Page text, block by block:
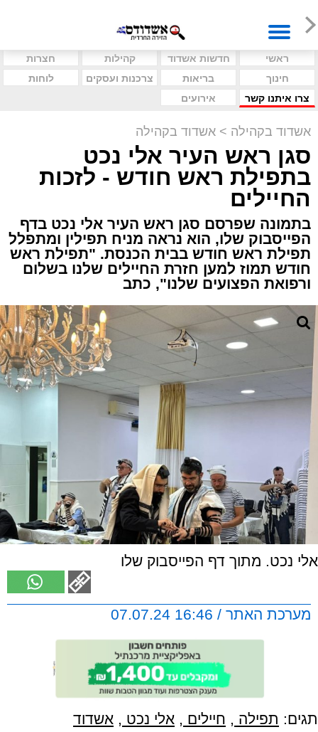
ראשי חדשות אשדוד קהילות
חצרות
חינוך
בריאות צרכנות ועסקים
לוחות
צרו איתנו קשר
אירועים
אשדוד בקהילה > אשדוד בקהילה
סגן ראש העיר אלי נכט
בתפילת ראש חודש - לזכות
החיילים
בתמונה שפרסם סגן ראש העיר אלי נכט בדף
הפייסבוק שלו, הוא נראה מניח תפילין ומתפלל
תפילת ראש חודש בבית הכנסת. "תפילת ראש
חודש תמוז למען חזרת החיילים שלנו בשלום
ורפואת הפצועים שלנו", כתב
אלי נכט. מתוך דף הפייסבוק שלו
מערכת האתר / 16:46 07.07.24
תגים: תפילה , חיילים , אלי נכט , אשדוד